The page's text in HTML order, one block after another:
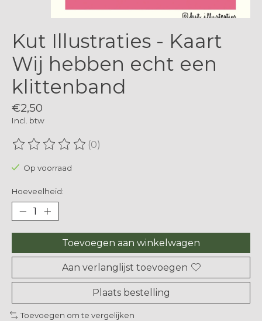
Kut Illustraties - Kaart
Wij hebben echt een
klittenband
€2,50
Incl. btw
De beoordeling van dit product is
(0)
Op voorraad
Hoeveelheid:
Toevoegen aan winkelwagen
Aan verlanglijst toevoegen
Plaats bestelling
Toevoegen om te vergelijken